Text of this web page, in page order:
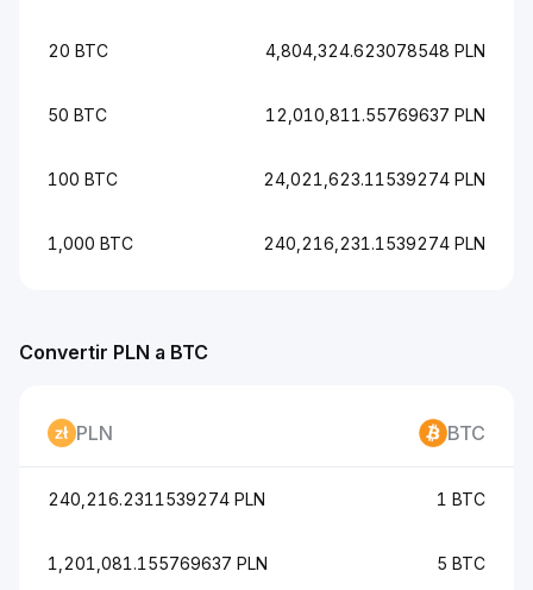
20 BTC 4,804,324.623078548 PLN
50 BTC 12,010,811.55769637 PLN
100 BTC 24,021,623.11539274 PLN
1,000 BTC 240,216,231.1539274 PLN
Convertir PLN a BTC
PLN BTC
240,216.2311539274 PLN 1 BTC
1,201,081.155769637 PLN 5 BTC